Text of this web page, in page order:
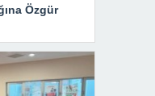
Özgür